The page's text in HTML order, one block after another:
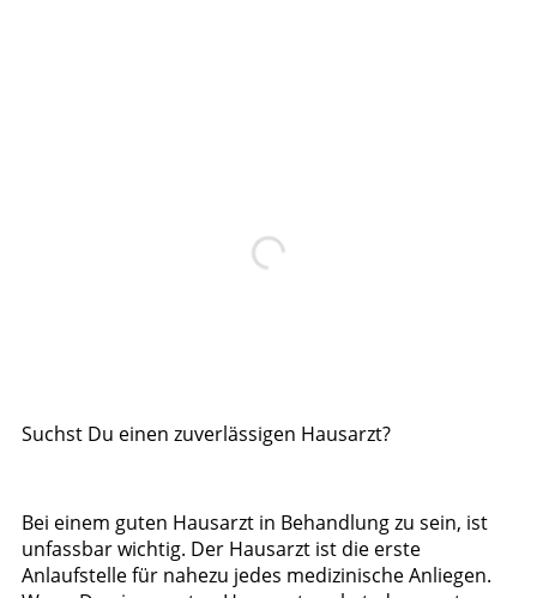
Suchst Du einen zuverlässigen Hausarzt?
Bei einem guten Hausarzt in Behandlung zu sein, ist
unfassbar wichtig. Der Hausarzt ist die erste
Anlaufstelle für nahezu jedes medizinische Anliegen.